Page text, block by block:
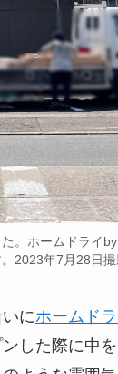
。ホームドライ
2023年7月28日
にホームド
した際に中